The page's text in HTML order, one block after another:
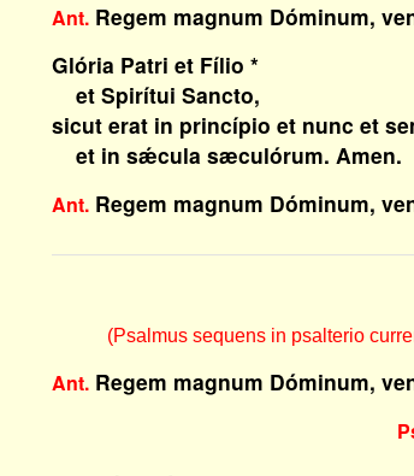
Ant. Regem magnum Dóminum,
Glória Patri et Fílio *
et Spirítui Sancto,
sicut erat in princípio et nunc et
et in sǽcula sæculórum. Amen.
Ant. Regem magnum Dóminum,
(Psalmus sequens in psalterio
Ant. Regem magnum Dóminum,